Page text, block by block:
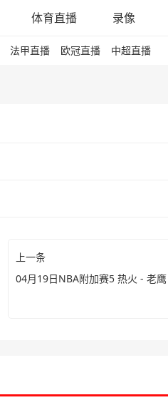
体育直播 录像
法甲直播 欧冠直播 中超直播
上一条
04月19日NBA附加赛5 热火 - 老